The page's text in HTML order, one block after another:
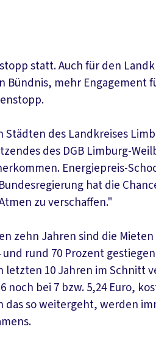
statt. Auch für den
Bündnis, mehr Engagement
Städten des Landkreises
des DGB Limburg-
Energiepreis-
hat die
zu verschaffen."
zehn Jahren sind die Mieten
rund 70 Prozent
letzten 10 Jahren im Schnitt
noch bei 7 bzw. 5,24 Euro,
das so weitergeht, werden